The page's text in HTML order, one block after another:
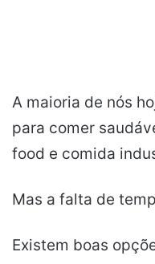
A maioria de nós
para comer
food e comida
Mas a falta de
Existem boas